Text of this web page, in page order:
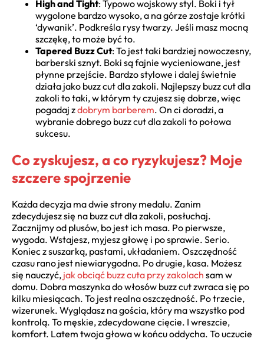
High and Tight: Typowo wojskowy styl. Boki i tył
wygolone bardzo wysoko, a na górze zostaje krótki
‘dywanik’. Podkreśla rysy twarzy. Jeśli masz mocną
szczękę, to może być to.
Tapered Buzz Cut: To jest taki bardziej nowoczesny,
barberski sznyt. Boki są fajnie wycieniowane, jest
płynne przejście. Bardzo stylowe i dalej świetnie
działa jako buzz cut dla zakoli. Najlepszy buzz cut dla
zakoli to taki, w którym ty czujesz się dobrze, więc
pogadaj zdobrym barberem. On ci doradzi, a
wybranie dobrego buzz cut dla zakoli to połowa
sukcesu.
Co zyskujesz, a co ryzykujesz? Moje
szczere spojrzenie
Każda decyzja ma dwie strony medalu. Zanim
zdecydujesz się na buzz cut dla zakoli, posłuchaj.
Zacznijmy od plusów, bo jest ich masa. Po pierwsze,
wygoda. Wstajesz, myjesz głowę i po sprawie. Serio.
Koniec z suszarką, pastami, układaniem. Oszczędność
czasu rano jest niewiarygodna. Po drugie, kasa. Możesz
się nauczyć, jak obciąć buzz cuta przy zakolach sam w
domu. Dobra maszynka do włosów buzz cut zwraca się po
kilku miesiącach. To jest realna oszczędność. Po trzecie,
wizerunek. Wyglądasz na gościa, który ma wszystko pod
kontrolą. To męskie, zdecydowane cięcie. I wreszcie,
komfort. Latem twoja głowa w końcu oddycha. To uczucie